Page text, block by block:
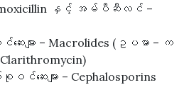
နှင့် အမ်ပီဆီလင် –
များ – Macrolides (ဥပမာ – က
းများ – Cephalosporins